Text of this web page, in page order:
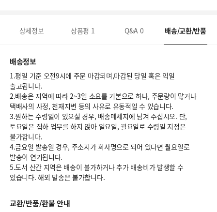
상세정보 상품평 1 Q&A 0 배송/교환/반품
배송정보
1.평일 기준 오전9시에 주문 마감되며,마감된 당일 혹은 익일
출고됩니다.
2.배송은 지역에 따라 2~3일 소요를 기본으로 하나, 주문량이 많거나
택배사의 사정, 천재지변 등의 사유로 유동적일 수 있습니다.
3.원하는 수령일이 있으실 경우, 배송메세지에 남겨 주십시오. 단,
토요일은 집하 업무를 하지 않아 일요일, 월요일로 수령일 지정은
불가합니다.
4.금요일 발송일 경우, 주소지가 회사명으로 되어 있다면 월요일로
발송이 연기됩니다.
5.도서 산간 지역은 배송이 불가하거나 추가 배송비가 발생할 수
있습니다. 해외 발송은 불가합니다.
교환/반품/환불 안내